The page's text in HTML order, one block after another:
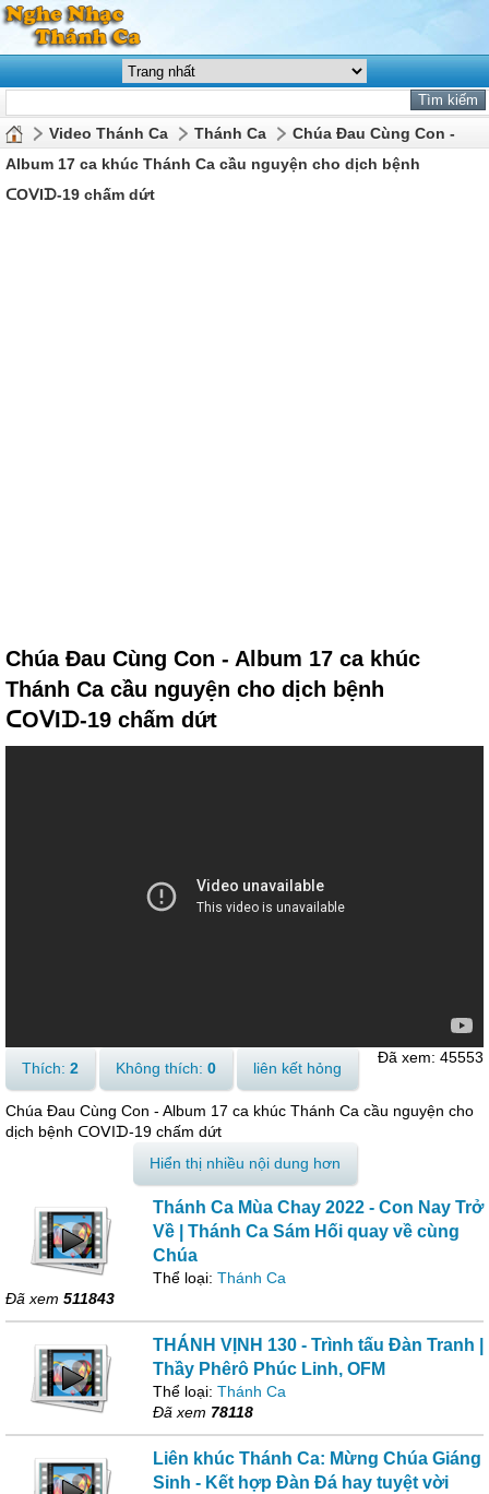
Video Thánh Ca Thánh Ca
Chúa Đau Cùng Con -
Album 17 ca khúc Thánh Ca cầu nguyện cho dịch bệnh
ᑕOᐯIᗪ-19 chấm dứt
Chúa Đau Cùng Con - Album 17 ca khúc
Thánh Ca cầu nguyện cho dịch bệnh
ᑕOᐯIᗪ-19 chấm dứt
Thích: 2 Không thích: 0 liên kết hỏng
Đã xem: 45553
Chúa Đau Cùng Con - Album 17 ca khúc Thánh Ca cầu nguyện cho
dịch bệnh ᑕOᐯIᗪ-19 chấm dứt
Hiển thị nhiều nội dung hơn
Thánh Ca Mùa Chay 2022 - Con Nay Trở
Về | Thánh Ca Sám Hối quay về cùng
Chúa
Thể loại: Thánh Ca
Đã xem 511843
THÁNH VỊNH 130 - Trình tấu Đàn Tranh |
Thầy Phêrô Phúc Linh, OFM
Thể loại: Thánh Ca
Đã xem 78118
Liên khúc Thánh Ca: Mừng Chúa Giáng
Sinh - Kết hợp Đàn Đá hay tuyệt vời